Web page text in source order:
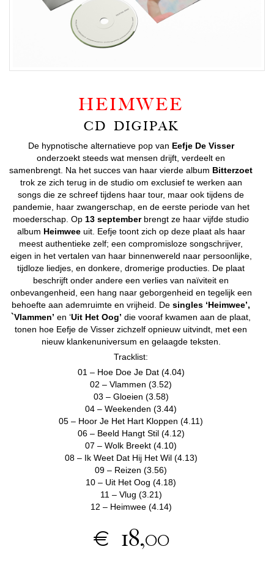
HEIMWEE
CD DIGIPAK
De hypnotische alternatieve pop van Eefje De Visser
onderzoekt steeds wat mensen drijft, verdeelt en
samenbrengt. Na het succes van haar vierde album Bitterzoet
trok ze zich terug in de studio om exclusief te werken aan
songs die ze schreef tijdens haar tour, maar ook tijdens de
pandemie, haar zwangerschap, en de eerste periode van het
moederschap. Op 13 septemberbrengt ze haar vijfde studio
album Heimweeuit. Eefje toont zich op deze plaat als haar
meest authentieke zelf; een compromisloze songschrijver,
eigen in het vertalen van haar binnenwereld naar persoonlijke,
tijdloze liedjes, en donkere, dromerige producties. De plaat
beschrijft onder andere een verlies van naïviteit en
onbevangenheid, een hang naar geborgenheid en tegelijk een
behoefte aan ademruimte en vrijheid. De singles ‘Heimwee’,
`Vlammen’ en ‘Uit Het Oog’ die vooraf kwamen aan de plaat,
tonen hoe Eefje de Visser zichzelf opnieuw uitvindt, met een
nieuw klankenuniversum en gelaagde teksten.
Tracklist:
01 – Hoe Doe Je Dat (4.04)
02 – Vlammen (3.52)
03 – Gloeien (3.58)
04 – Weekenden (3.44)
05 – Hoor Je Het Hart Kloppen (4.11)
06 – Beeld Hangt Stil (4.12)
07 – Wolk Breekt (4.10)
08 – Ik Weet Dat Hij Het Wil (4.13)
09 – Reizen (3.56)
10 – Uit Het Oog (4.18)
11 – Vlug (3.21)
12 – Heimwee (4.14)
€ 18,00